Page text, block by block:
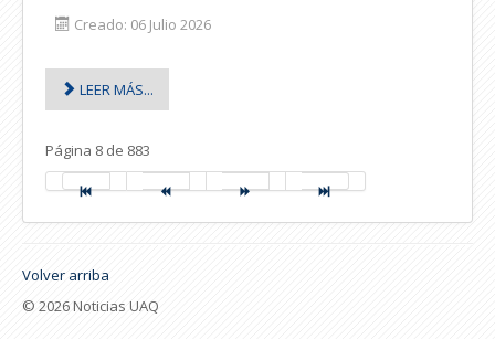
Creado: 06 Julio 2026
LEER MÁS...
Página 8 de 883
Volver arriba
© 2026 Noticias UAQ